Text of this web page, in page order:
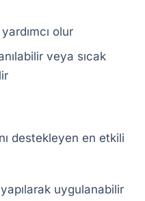
olur
veya sıcak
destekleyen en etkili
uygulanabilir